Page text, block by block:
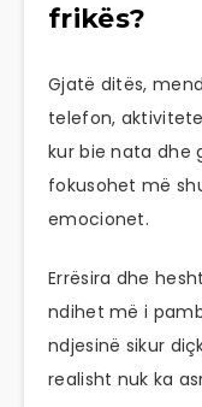
frikës?
Gjatë ditës,
telefon,
kur bie nata dhe
fokusohet më
emocionet.
Errësira dhe
ndihet më i
ndjesinë sikur
realisht nuk ka